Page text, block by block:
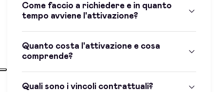
Come faccio a richiedere e in quanto
tempo avviene l'attivazione?
Quanto costa l'attivazione e cosa
comprende?
Quali sono i vincoli contrattuali?